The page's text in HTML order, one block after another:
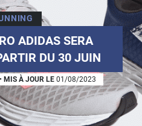
ADIDAS SERA
DU 30 JUIN
• MIS À JOUR LE 01/08/2023